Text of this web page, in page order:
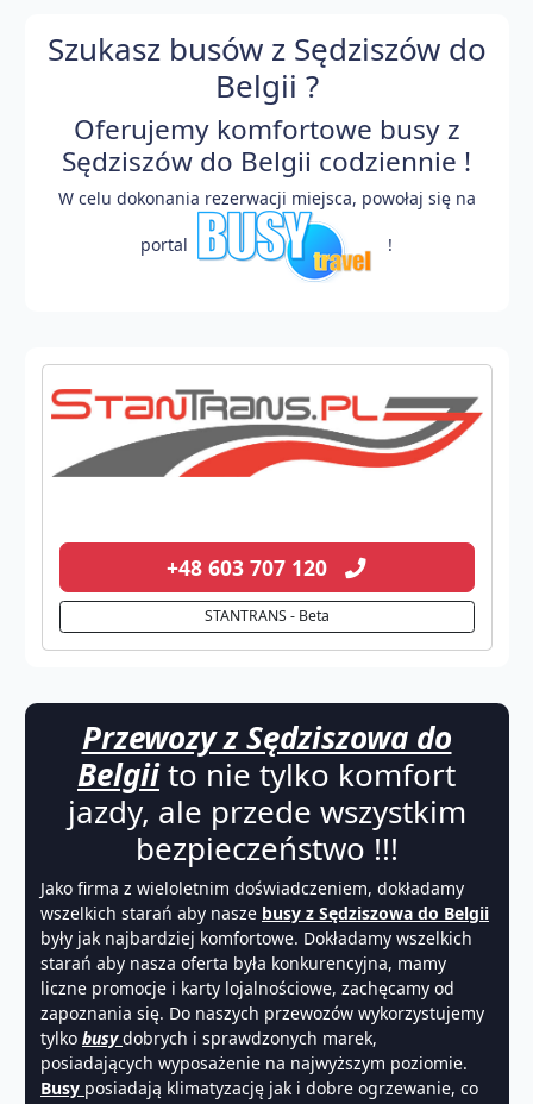
Szukasz busów z Sędziszów do
Belgii ?
Oferujemy komfortowe busy z
Sędziszów do Belgii codziennie !
W celu dokonania rezerwacji miejsca, powołaj się na
portal !
+48 603 707 120
STANTRANS - Beta
Przewozy z Sędziszowa do
Belgiito nie tylko komfort
jazdy, ale przede wszystkim
bezpieczeństwo !!!
Jako firma z wieloletnim doświadczeniem, dokładamy
wszelkich starań aby nasze busy z Sędziszowa do Belgii
były jak najbardziej komfortowe. Dokładamy wszelkich
starań aby nasza oferta była konkurencyjna, mamy
liczne promocje i karty lojalnościowe, zachęcamy od
zapoznania się. Do naszych przewozów wykorzystujemy
tylko busydobrych i sprawdzonych marek,
posiadających wyposażenie na najwyższym poziomie.
Busy posiadają klimatyzację jak i dobre ogrzewanie, co